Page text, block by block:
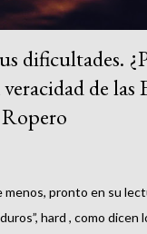
dificultades.
de las
menos, pronto en su
hard , como dicen